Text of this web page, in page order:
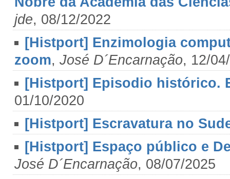
jde, 08/12/2022
[Histport] Enzimologia
zoom, José D´Encarnação, 12/
[Histport] Episodio histórico.
01/10/2020
[Histport] Escravatura no
[Histport] Espaço público e
José D´Encarnação, 08/07/2025